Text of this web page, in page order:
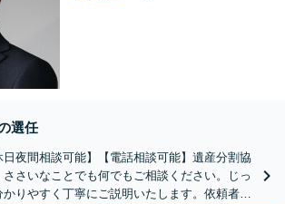
選任
日夜間相談可能】【電話相談可能】遺産分割協
さいなことでも何でもご相談ください。じっ
りやすく丁寧にご説明いたします。依頼者の